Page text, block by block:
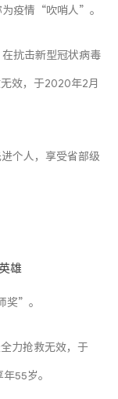
疫情“吹哨人”。
抗击新型冠状病毒
效，于2020年2月
个人，享受省部级
奖”。
力抢救无效，于
55岁。